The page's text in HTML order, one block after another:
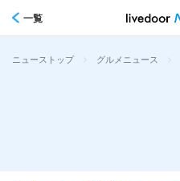
一覧
ニューストップ > グルメニュース >